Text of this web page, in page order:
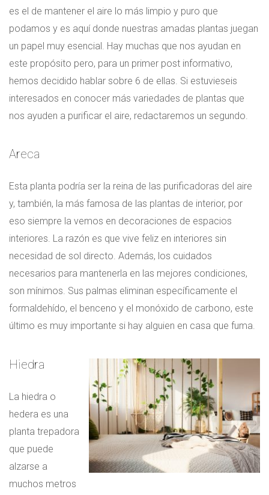
es el de mantener el aire lo más limpio y puro que
podamos y es aquí donde nuestras amadas plantas juegan
un papel muy esencial. Hay muchas que nos ayudan en
este propósito pero, para un primer post informativo,
hemos decidido hablar sobre 6 de ellas. Si estuvieseis
interesados en conocer más variedades de plantas que
nos ayuden a purificar el aire, redactaremos un segundo.
Areca
Esta planta podría ser la reina de las purificadoras del aire
y, también, la más famosa de las plantas de interior, por
eso siempre la vemos en decoraciones de espacios
interiores. La razón es que vive feliz en interiores sin
necesidad de sol directo. Además, los cuidados
necesarios para mantenerla en las mejores condiciones,
son mínimos. Sus palmas eliminan específicamente el
formaldehído, el benceno y el monóxido de carbono, este
último es muy importante si hay alguien en casa que fuma.
Hiedra
La hiedra o
hedera es una
planta trepadora
que puede
alzarse a
muchos metros